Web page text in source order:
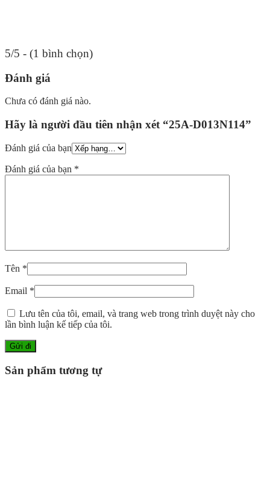
5/5 - (1 bình chọn)
Đánh giá
Chưa có đánh giá nào.
Hãy là người đầu tiên nhận xét “25A-D013N114”
Đánh giá của bạn
Đánh giá của bạn *
Tên *
Email *
Lưu tên của tôi, email, và trang web trong trình duyệt này cho
lần bình luận kế tiếp của tôi.
Sản phẩm tương tự